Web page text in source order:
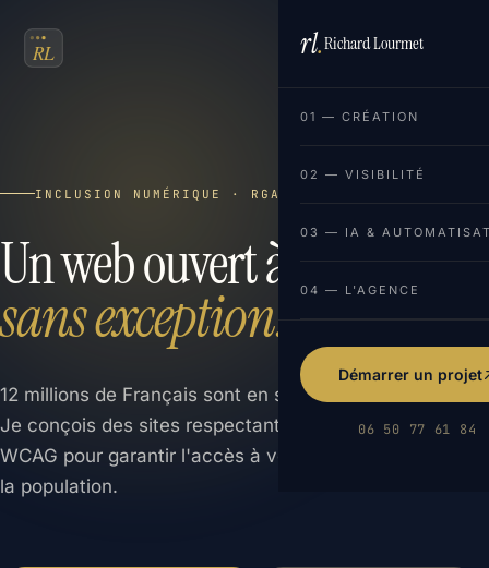
FR EN
rl.Richard Lourmet
01 — CRÉATION
02 — VISIBILITÉ
03 — IA &
04 — L'AGENCE
Démarrer un projet
06 50 77 61 84
INCLUSION NUMÉRIQUE · RGAA & WCAG
Un web ouvert à tous,
sans exception.
12 millions de Français sont en situation de handicap.
Je conçois des sites respectant les normes RGAA et
WCAG pour garantir l'accès à vos services à 100% de
la population.